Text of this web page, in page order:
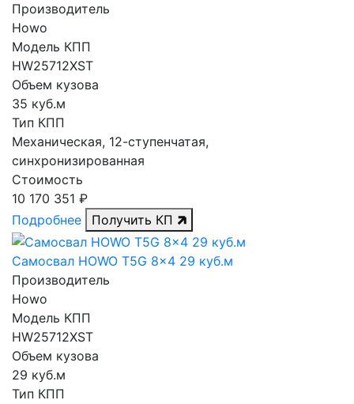
Производитель
Howo
Модель КПП
HW25712XST
Объем кузова
35 куб.м
Тип КПП
Механическая, 12-ступенчатая,
синхронизированная
Стоимость
10 170 351 ₽
Подробнее
Получить КП
Самосвал HOWO T5G 8x4 29 куб.м
Производитель
Howo
Модель КПП
HW25712XST
Объем кузова
29 куб.м
Тип КПП